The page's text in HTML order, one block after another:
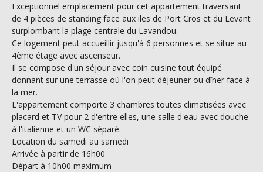
Exceptionnel emplacement pour cet appartement traversant
de 4 pièces de standing face aux iles de Port Cros et du Levant
surplombant la plage centrale du Lavandou.
Ce logement peut accueillir jusqu'à 6 personnes et se situe au
4ème étage avec ascenseur.
Il se compose d'un séjour avec coin cuisine tout équipé
donnant sur une terrasse où l'on peut déjeuner ou dîner face à
la mer.
L'appartement comporte 3 chambres toutes climatisées avec
placard et TV pour 2 d'entre elles, une salle d'eau avec douche
à l'italienne et un WC séparé.
Location du samedi au samedi
Arrivée à partir de 16h00
Départ à 10h00 maximum